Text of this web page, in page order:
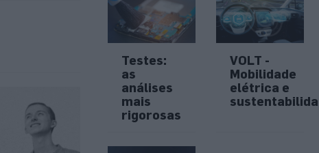
Testes:
as
análises
mais
rigorosas
VOLT -
Mobilidade
elétrica e